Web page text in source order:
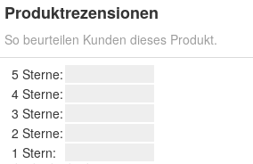
Produktrezensionen
So beurteilen Kunden dieses Produkt.
5 Sterne:
4 Sterne:
3 Sterne:
2 Sterne:
1 Stern: